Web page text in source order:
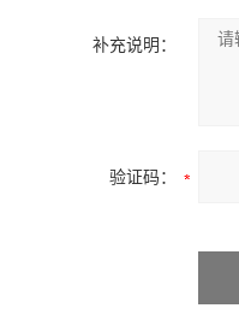
补充说明：
验证码：